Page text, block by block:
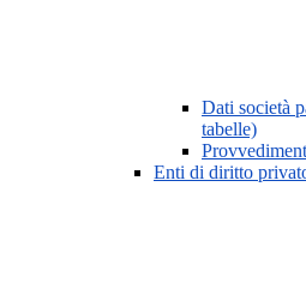
Dati società
tabelle)
Enti di diritto